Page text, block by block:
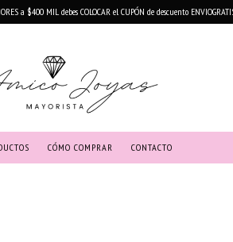
a $400 MIL debes COLOCAR el CUPÓN de descuento
CÓMO COMPRAR CONTACTO